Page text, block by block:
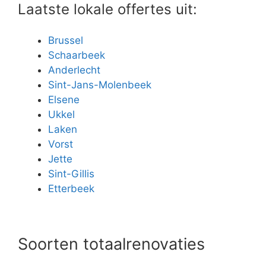
Laatste lokale offertes uit:
Brussel
Schaarbeek
Anderlecht
Sint-Jans-Molenbeek
Elsene
Ukkel
Laken
Vorst
Jette
Sint-Gillis
Etterbeek
Soorten totaalrenovaties